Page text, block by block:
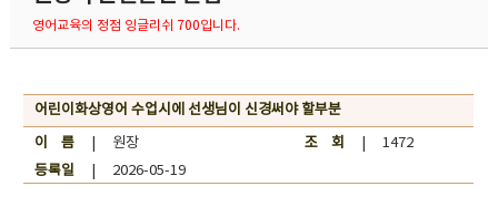
영어교육의 정점 잉글리쉬 700입니다.
어린이화상영어 수업시에 선생님이 신경써야 할부분
이 름| 원장 조 회
| 1472
등록일| 2026-05-19